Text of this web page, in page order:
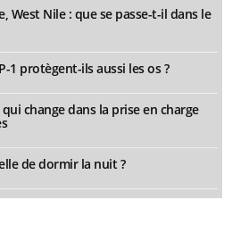
West Nile : que se passe-t-il dans le
1 protègent-ils aussi les os ?
change dans la prise en charge
de dormir la nuit ?